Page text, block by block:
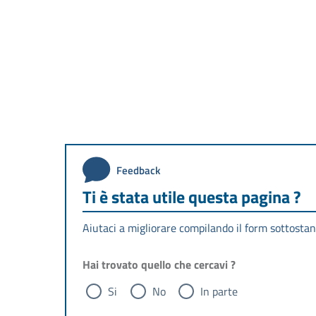
Feedback
Ti è stata utile questa pagina ?
Aiutaci a migliorare compilando il form
Hai trovato quello che cercavi ?
Si
No In parte